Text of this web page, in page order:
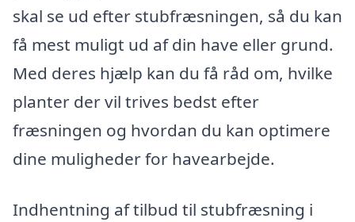
skal se ud efter stubfræsningen, så du kan
få mest muligt ud af din have eller grund.
Med deres hjælp kan du få råd om, hvilke
planter der vil trives bedst efter
fræsningen og hvordan du kan optimere
dine muligheder for havearbejde.
Indhentning af tilbud til stubfræsning i